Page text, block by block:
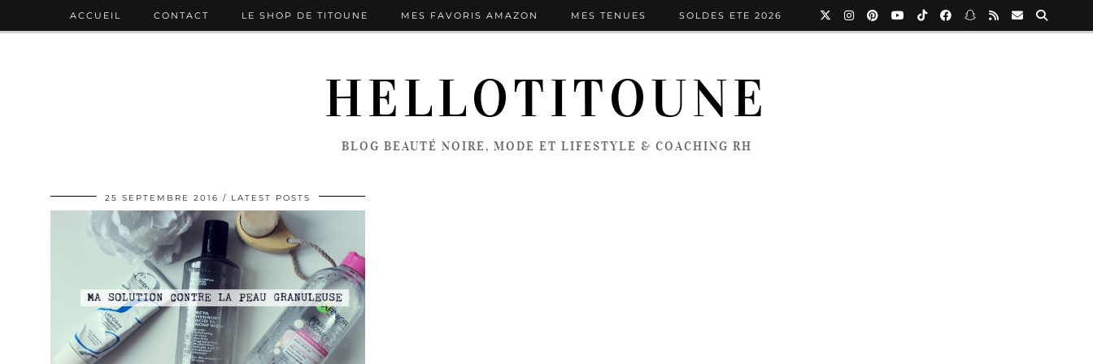
HELLOTITOUNE
BLOG BEAUTÉ NOIRE, MODE ET LIFESTYLE & COACHING RH
ACCUEIL CONTACT LE SHOP DE TITOUNE MES FAVORIS AMAZON MES TENUES SOLDES ETE 2026
25 SEPTEMBRE 2016 LATEST POSTS